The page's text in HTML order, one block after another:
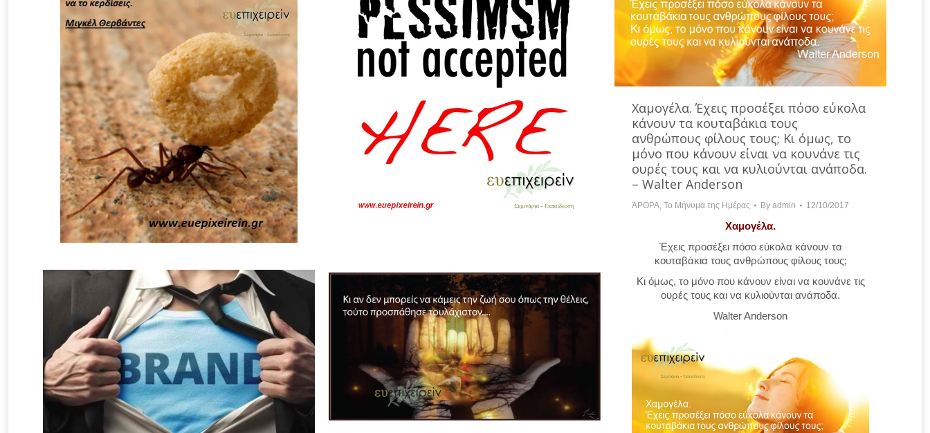
Χαμογέλα. Έχεις προσέξει πόσο εύκολα
κάνουν τα κουταβάκια τους
ανθρώπους φίλους τους; Κι όμως, το
μόνο που κάνουν είναι να κουνάνε τις
ουρές τους και να κυλιούνται ανάποδα.
– Walter Anderson
ΆΡΘΡΑ, Το Μήνυμα της Ημέρας By admin 12/10/2017
Χαμογέλα.
Έχεις προσέξει πόσο εύκολα κάνουν τα
κουταβάκια τους ανθρώπους φίλους τους;
Κι όμως, το μόνο που κάνουν είναι να κουνάνε τις
ουρές τους και να κυλιούνται ανάποδα.
Walter Anderson